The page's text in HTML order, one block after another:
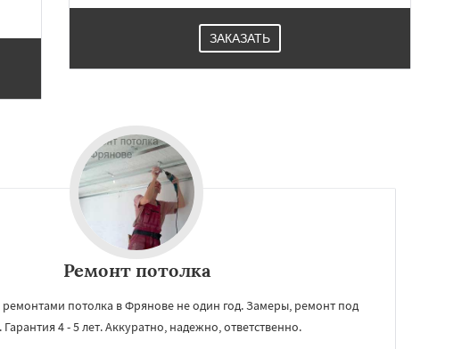
ЗАКАЗАТЬ
Ремонт потолка
потолка в Фрянове не один год. Замеры, ремонт под
Гарантия 4 - 5 лет. Аккуратно, надежно, ответственно.